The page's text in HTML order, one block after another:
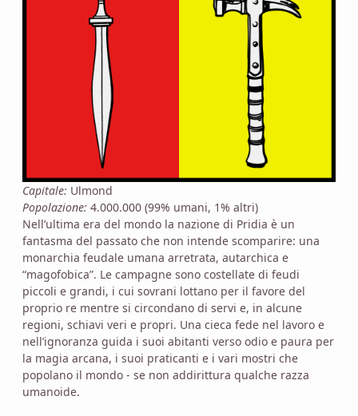
Capitale: Ulmond
Popolazione: 4.000.000 (99% umani, 1% altri)
Nell’ultima era del mondo la nazione di Pridia è un
fantasma del passato che non intende scomparire: una
monarchia feudale umana arretrata, autarchica e
“magofobica”. Le campagne sono costellate di feudi
piccoli e grandi, i cui sovrani lottano per il favore del
proprio re mentre si circondano di servi e, in alcune
regioni, schiavi veri e propri. Una cieca fede nel lavoro e
nell’ignoranza guida i suoi abitanti verso odio e paura per
la magia arcana, i suoi praticanti e i vari mostri che
popolano il mondo - se non addirittura qualche razza
umanoide.